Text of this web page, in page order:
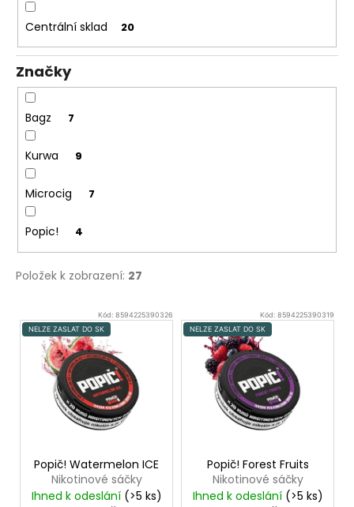
Centrální sklad 20
Značky
Bagz 7
Kurwa 9
Microcig 7
Popic! 4
Položek k zobrazení: 27
V
ý
Kód: 8594225390326
NELZE ZASLAT DO SK
Popič! Watermelon ICE
Nikotinové sáčky
Ihned k odeslání (>5 ks)
Kód: 8594225390319
NELZE ZASLAT DO SK
Popič! Forest Fruits
Nikotinové sáčky
Ihned k odeslání (>5 ks)
Kč